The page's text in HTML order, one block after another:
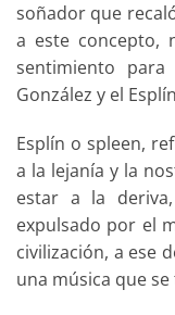
soñador que
a este concepto,
sentimiento
González y el
Esplín o spleen,
a la lejanía y la
estar a la
expulsado por el
civilización, a ese
una música que